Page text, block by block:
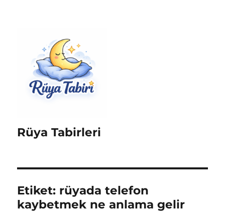
Rüya Tabirleri
Etiket: rüyada telefon
kaybetmek ne anlama gelir